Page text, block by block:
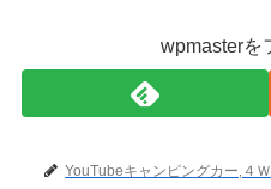
wpmasterを
YouTubeキャンピングカー,４